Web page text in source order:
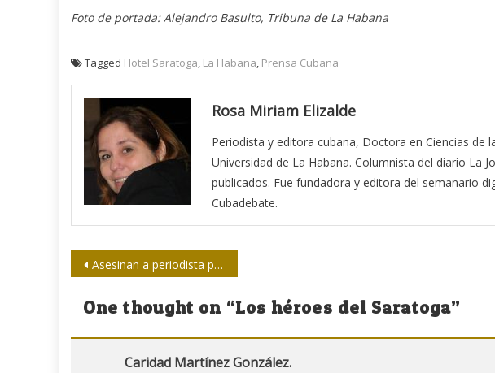
Foto de portada: Alejandro Basulto, Tribuna de La Habana
Tagged Hotel Saratoga, La Habana, Prensa Cubana
Rosa Miriam Elizalde
Periodista y editora cubana, Doctora en Ciencias de
Universidad de La Habana. Columnista del diario La
publicados. Fue fundadora y editora del semanario
Cubadebate.
Navegación
de
Asesinan a periodista palestina de Al Jazeera durante un operativo israelí
One thought on “Los héroes del Saratoga”
Caridad Martínez González.